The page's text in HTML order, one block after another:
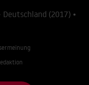
Deutschland (2017) •